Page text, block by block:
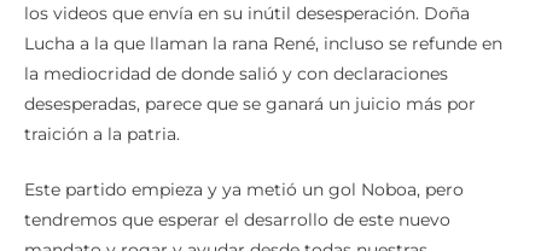
los videos que envía en su inútil desesperación. Doña
Lucha a la que llaman la rana René, incluso se refunde en
la mediocridad de donde salió y con declaraciones
desesperadas, parece que se ganará un juicio más por
traición a la patria.
Este partido empieza y ya metió un gol Noboa, pero
tendremos que esperar el desarrollo de este nuevo